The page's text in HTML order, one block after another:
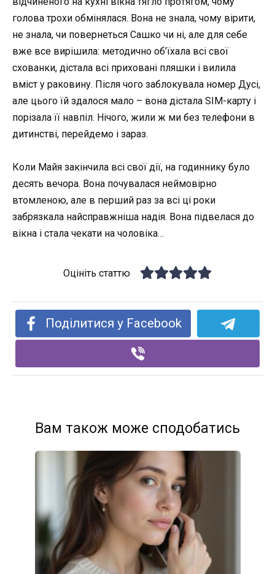
голова трохи обмінялася. Вона не знала, чому вірити,
не знала, чи повернеться Сашко чи ні, але для себе
вже все вирішила: методично об’їхала всі свої
схованки, дістала всі приховані пляшки і вилила
вміст у раковину. Після чого заблокувала номер Дусі,
але цього їй здалося мало – вона дістала SIM-карту і
порізала її навпіл. Нічого, жили ж ми без телефони в
дитинстві, перейдемо і зараз.
Коли Майя закінчила всі свої дії, на годиннику було
десять вечора. Вона почувалася неймовірно
втомленою, але в перший раз за всі ці роки
забрязкала найсправжніша надія. Вона підвелася до
вікна і стала чекати на чоловіка…
Оцініть статтю
Поділитися у Facebook
Вам також може сподобатись